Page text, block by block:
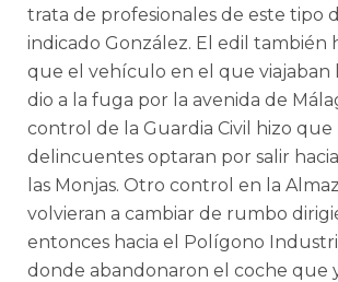
trata de profesionales de este tipo
indicado González. El edil también
que el vehículo en el que viajaban
dio a la fuga por la avenida de
control de la Guardia Civil hizo que
delincuentes optaran por salir
las Monjas. Otro control en la
volvieran a cambiar de rumbo
entonces hacia el Polígono
donde abandonaron el coche que